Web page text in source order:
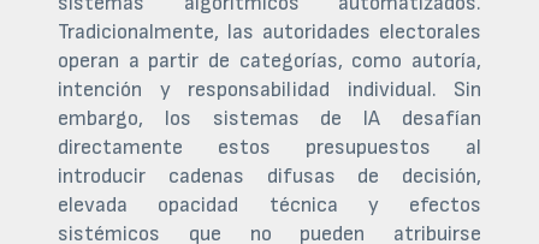
Tradicionalmente, las autoridades electorales
operan a partir de categorías, como autoría,
intención y responsabilidad individual. Sin
embargo, los sistemas de IA desafían
directamente estos presupuestos al
introducir cadenas difusas de decisión,
elevada opacidad técnica y efectos
sistémicos que no pueden atribuirse